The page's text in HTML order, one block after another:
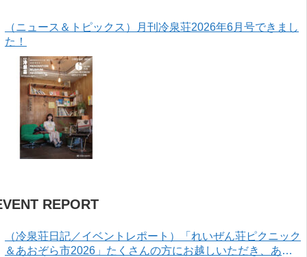
（ニュース＆トピックス）月刊冷泉荘2026年6月号できまし
た！
REPORT
（冷泉荘日記／イベントレポート）「れいぜん荘ピクニック
＆あおぞら市2026」たくさんの方にお越しいただき、あり